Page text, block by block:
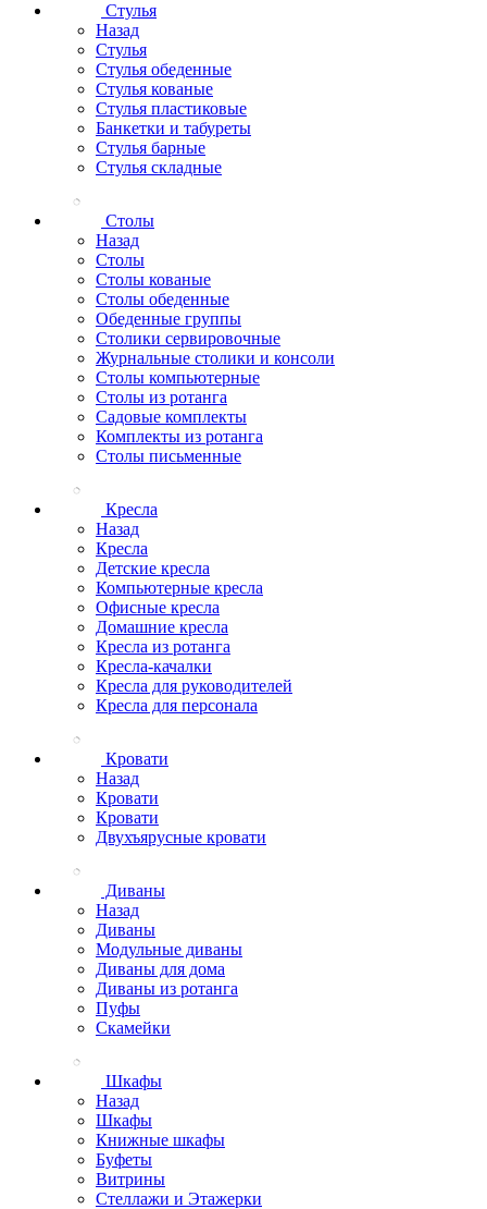
Стулья
Назад
Стулья
Стулья обеденные
Стулья кованые
Стулья пластиковые
Банкетки и табуреты
Стулья барные
Стулья складные
Столы
Назад
Столы
Столы кованые
Столы обеденные
Обеденные группы
Столики сервировочные
Журнальные столики и консоли
Столы компьютерные
Столы из ротанга
Садовые комплекты
Комплекты из ротанга
Столы письменные
Кресла
Назад
Кресла
Детские кресла
Компьютерные кресла
Офисные кресла
Домашние кресла
Кресла из ротанга
Кресла-качалки
Кресла для руководителей
Кресла для персонала
Кровати
Назад
Кровати
Кровати
Двухъярусные кровати
Диваны
Назад
Диваны
Модульные диваны
Диваны для дома
Диваны из ротанга
Пуфы
Скамейки
Шкафы
Назад
Шкафы
Книжные шкафы
Буфеты
Витрины
Стеллажи и Этажерки